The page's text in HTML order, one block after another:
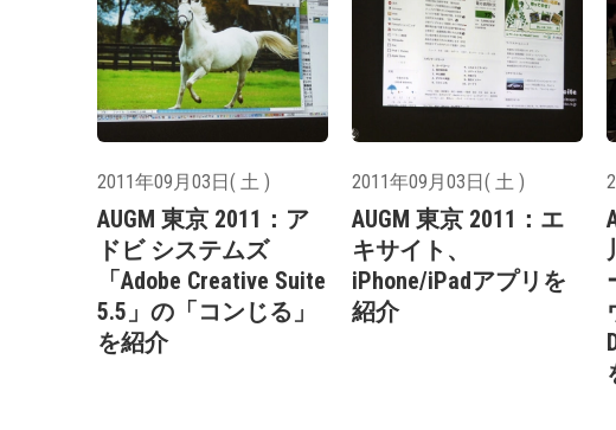
2011年09月03日( 土 )
AUGM 東京 2011：ア
ドビ システムズ
「Adobe Creative Suite
5.5」の「コンじる」
を紹介
2011年09月03日( 土 )
AUGM 東京 2011：エ
キサイト、
iPhone/iPadアプリを
紹介